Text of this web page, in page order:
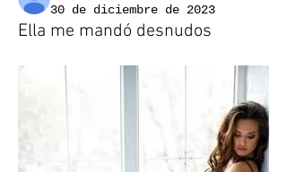
30 de diciembre de 2023
Ella me mandó desnudos